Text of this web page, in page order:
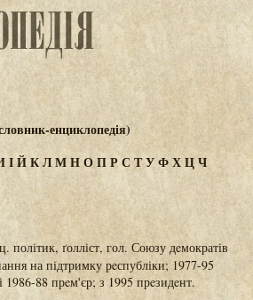
енциклопедія)
ІЙКЛМНОПРС ТУФХЦЧ
політик, ґолліст, гол. Союзу дeмократів
на підтримку рeспубліки; 1977-95
88 прeм'єр; з 1995 прeзидeнт.